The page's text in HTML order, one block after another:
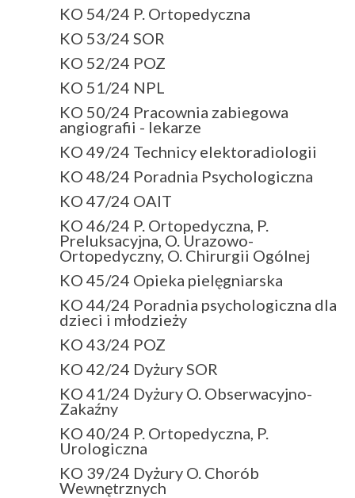
KO 54/24 P. Ortopedyczna
KO 53/24 SOR
KO 52/24 POZ
KO 51/24 NPL
KO 50/24 Pracownia zabiegowa
angiografii - lekarze
KO 49/24 Technicy elektoradiologii
KO 48/24 Poradnia Psychologiczna
KO 47/24 OAIT
KO 46/24 P. Ortopedyczna, P.
Preluksacyjna, O. Urazowo-
Ortopedyczny, O. Chirurgii Ogólnej
KO 45/24 Opieka pielęgniarska
KO 44/24 Poradnia psychologiczna dla
dzieci i młodzieży
KO 43/24 POZ
KO 42/24 Dyżury SOR
KO 41/24 Dyżury O. Obserwacyjno-
Zakaźny
KO 40/24 P. Ortopedyczna, P.
Urologiczna
KO 39/24 Dyżury O. Chorób
Wewnętrznych